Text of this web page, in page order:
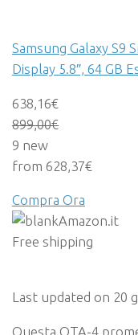
Samsung Galaxy S9
Display 5.8″, 64 GB
638,16€
899,00€
9 new
from 628,37€
Compra Ora
Amazon.it
Free shipping
Last updated on 20
Questa OTA-4